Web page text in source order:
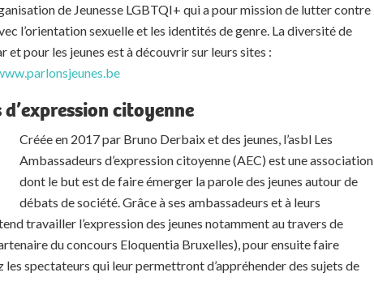
de Jeunesse LGBTQI+ qui a pour mission de lutter contre
l’orientation sexuelle et les identités de genre. La diversité de
et pour les jeunes est à découvrir sur leurs sites :
citoyenne
Créée en 2017 par Bruno Derbaix et des jeunes, l’asbl Les
Ambassadeurs d’expression citoyenne (AEC) est une association
dont le but est de faire émerger la parole des jeunes autour de
débats de société. Grâce à ses ambassadeurs et à leurs
travailler l’expression des jeunes notamment au travers de
du concours Eloquentia Bruxelles), pour ensuite faire
spectateurs qui leur permettront d’appréhender des sujets de